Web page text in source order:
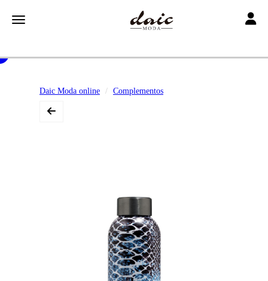
Toggle navigation
Daic Moda online Complementos